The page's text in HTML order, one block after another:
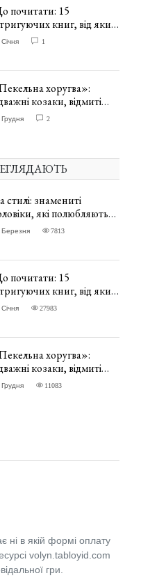
почитати: 15
книг, від яких
відірватись. ФОТО
1
хоругва»:
козаки, відмиті
та відчайдушний
2
стилі: знамениті
які полюбляють
сукні. ФОТО
Березня 7813
почитати: 15
книг, від яких
відірватись. ФОТО
27983
хоругва»:
козаки, відмиті
та відчайдушний
11083
ні в якій формі оплату
volyn.tabloyid.com
гри.